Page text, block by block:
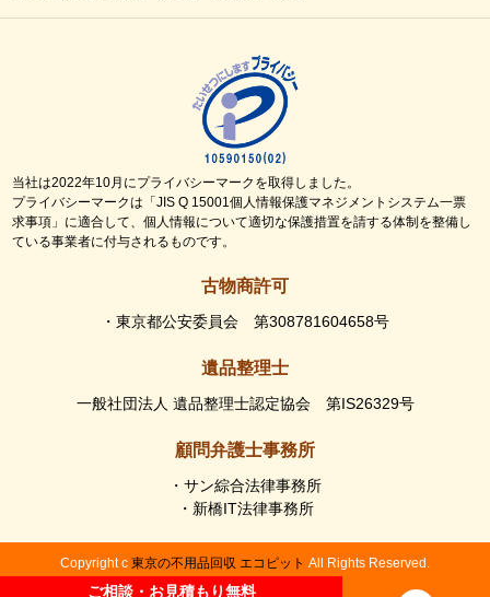
ご相談・お見積もり無料
ご相談・お見積もり無料
当社は2022年10月にプライバシーマークを取得しました。
プライバシーマークは「JIS Q 15001個人情報保護マネジメントシステム一票
求事項」に適合して、個人情報について適切な保護措置を請する体制を整備し
ている事業者に付与されるものです。
古物商許可
・東京都公安委員会 第308781604658号
遺品整理士
一般社団法人 遺品整理士認定協会 第IS26329号
顧問弁護士事務所
・サン綜合法律事務所
・新橋IT法律事務所
Copyright c 東京の不用品回収 エコピット All Rights Reserved.